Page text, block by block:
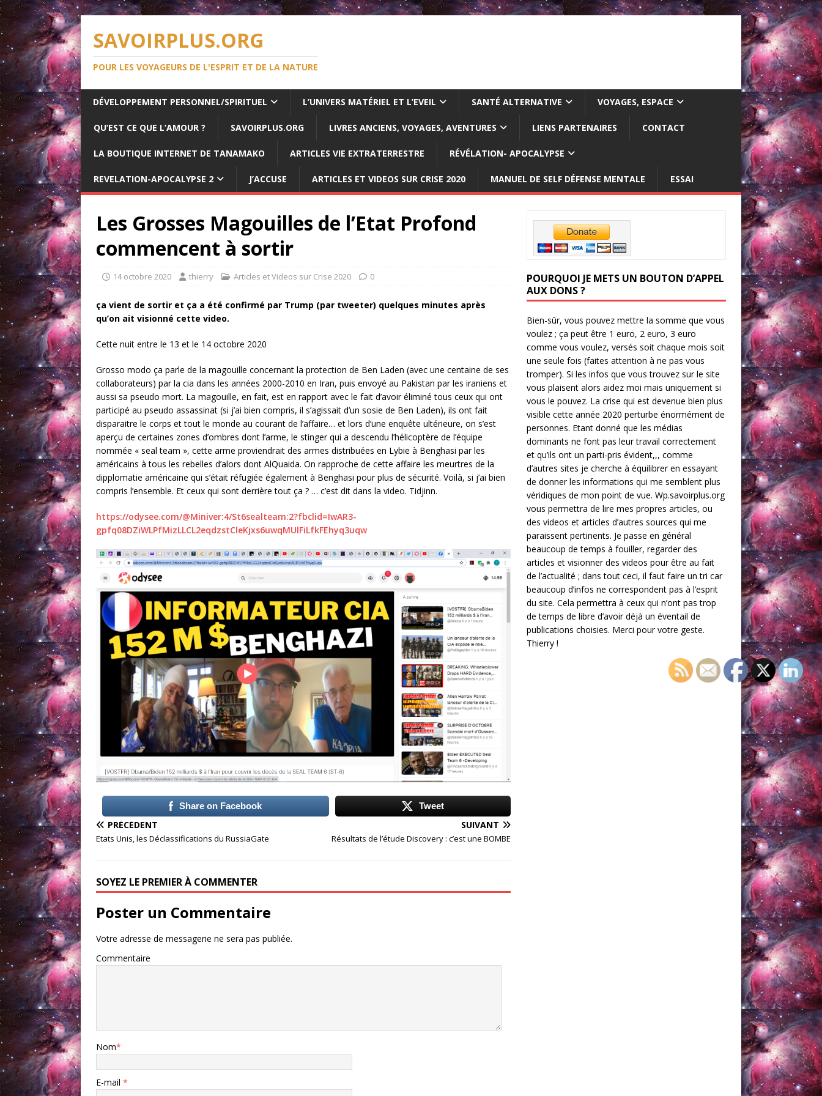
SAVOIRPLUS.ORG
POUR LES VOYAGEURS DE L'ESPRIT ET DE LA NATURE
DÉVELOPPEMENT PERSONNEL/SPIRITUEL L’UNIVERS MATÉRIEL ET L’EVEIL SANTÉ ALTERNATIVE VOYAGES, ESPACE
QU’EST CE QUE L’AMOUR ? SAVOIRPLUS.ORG LIVRES ANCIENS, VOYAGES, AVENTURES LIENS PARTENAIRES CONTACT
LA BOUTIQUE INTERNET DE TANAMAKO ARTICLES VIE EXTRATERRESTRE RÉVÉLATION- APOCALYPSE
REVELATION-APOCALYPSE 2 J’ACCUSE ARTICLES ET VIDEOS SUR CRISE 2020 MANUEL DE SELF DÉFENSE MENTALE ESSAI
Les Grosses Magouilles de l’Etat Profond
commencent à sortir
14 octobre 2020 thierry Articles et Videos sur Crise 2020 0
ça vient de sortir et ça a été confirmé par Trump (par tweeter) quelques minutes après
qu’on ait visionné cette video.
Cette nuit entre le 13 et le 14 octobre 2020
Grosso modo ça parle de la magouille concernant la protection de Ben Laden (avec une centaine de ses
collaborateurs) par la cia dans les années 2000-2010 en Iran, puis envoyé au Pakistan par les iraniens et
aussi sa pseudo mort. La magouille, en fait, est en rapport avec le fait d’avoir éliminé tous ceux qui ont
participé au pseudo assassinat (si j’ai bien compris, il s’agissait d’un sosie de Ben Laden), ils ont fait
disparaitre le corps et tout le monde au courant de l’affaire… et lors d’une enquête ultérieure, on s’est
aperçu de certaines zones d’ombres dont l’arme, le stinger qui a descendu l’hélicoptère de l’équipe
nommée « seal team », cette arme proviendrait des armes distribuées en Lybie à Benghasi par les
américains à tous les rebelles d’alors dont AlQuaida. On rapproche de cette affaire les meurtres de la
dipplomatie américaine qui s’était réfugiée également à Benghasi pour plus de sécurité. Voilà, si j’ai bien
compris l’ensemble. Et ceux qui sont derrière tout ça ? … c’est dit dans la video. Tidjinn.
https://odysee.com/@Miniver:4/St6sealteam:2?fbclid=IwAR3-
gpfq08DZiWLPfMizLLCL2eqdzstCleKjxs6uwqMUlFiLfkFEhyq3uqw
Share on Facebook Tweet
PRÉCÉDENT
Etats Unis, les Déclassifications du RussiaGate
SUIVANT
Résultats de l’étude Discovery : c’est une BOMBE
SOYEZ LE PREMIER À COMMENTER
Poster un Commentaire
Votre adresse de messagerie ne sera pas publiée.
Commentaire
Nom*
E-mail *
POURQUOI JE METS UN BOUTON D’APPEL
AUX DONS ?
Bien-sûr, vous pouvez mettre la somme que vous
voulez ; ça peut être 1 euro, 2 euro, 3 euro
comme vous voulez, versés soit chaque mois soit
une seule fois (faites attention à ne pas vous
tromper). Si les infos que vous trouvez sur le site
vous plaisent alors aidez moi mais uniquement si
vous le pouvez. La crise qui est devenue bien plus
visible cette année 2020 perturbe énormément de
personnes. Etant donné que les médias
dominants ne font pas leur travail correctement
et qu’ils ont un parti-pris évident,,, comme
d’autres sites je cherche à équilibrer en essayant
de donner les informations qui me semblent plus
véridiques de mon point de vue. Wp.savoirplus.org
vous permettra de lire mes propres articles, ou
des videos et articles d’autres sources qui me
paraissent pertinents. Je passe en général
beaucoup de temps à fouiller, regarder des
articles et visionner des videos pour être au fait
de l’actualité ; dans tout ceci, il faut faire un tri car
beaucoup d’infos ne correspondent pas à l’esprit
du site. Cela permettra à ceux qui n’ont pas trop
de temps de libre d’avoir déjà un éventail de
publications choisies. Merci pour votre geste.
Thierry !